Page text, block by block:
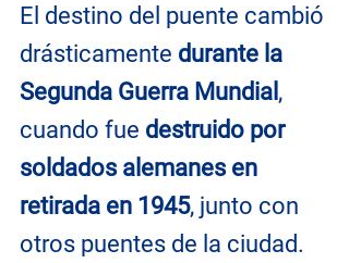
El destino del puente cambió
drásticamente durante la
Segunda Guerra Mundial ,
cuando fue destruido por
soldados alemanes en
retirada en 1945, junto con
otros puentes de la ciudad.